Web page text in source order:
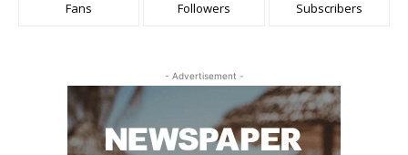
Fans Followers Subscribers
- Advertisement -